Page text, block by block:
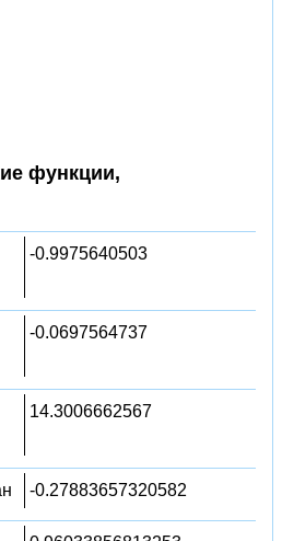
функции,
-0.9975640503
-0.0697564737
14.3006662567
-0.27883657320582